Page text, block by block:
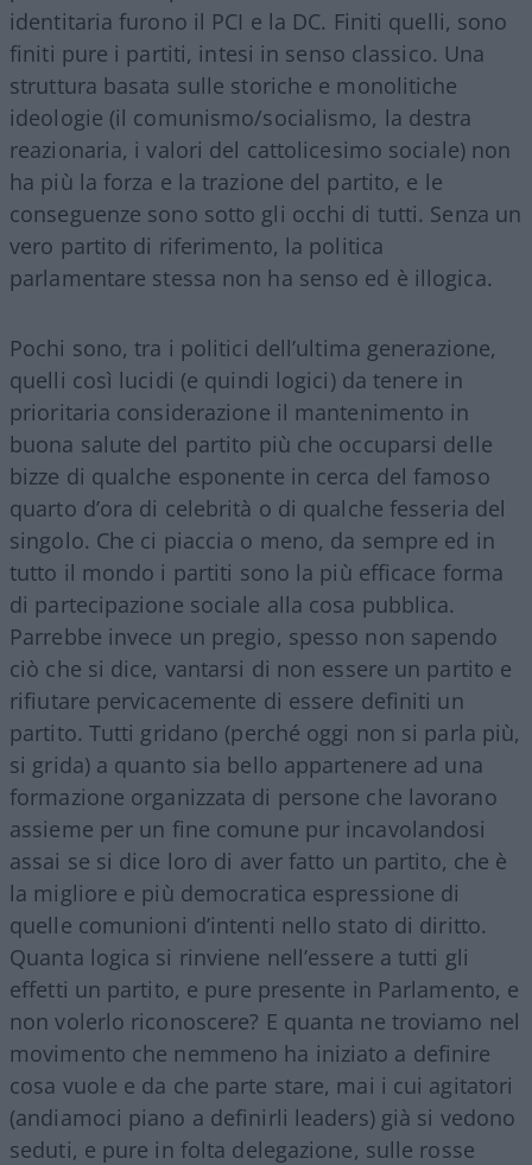
identitaria furono il PCI e la DC. Finiti quelli, sono
finiti pure i partiti, intesi in senso classico. Una
struttura basata sulle storiche e monolitiche
ideologie (il comunismo/socialismo, la destra
reazionaria, i valori del cattolicesimo sociale) non
ha più la forza e la trazione del partito, e le
conseguenze sono sotto gli occhi di tutti. Senza un
vero partito di riferimento, la politica
parlamentare stessa non ha senso ed è illogica.
Pochi sono, tra i politici dell’ultima generazione,
quelli così lucidi (e quindi logici) da tenere in
prioritaria considerazione il mantenimento in
buona salute del partito più che occuparsi delle
bizze di qualche esponente in cerca del famoso
quarto d’ora di celebrità o di qualche fesseria del
singolo. Che ci piaccia o meno, da sempre ed in
tutto il mondo i partiti sono la più efficace forma
di partecipazione sociale alla cosa pubblica.
Parrebbe invece un pregio, spesso non sapendo
ciò che si dice, vantarsi di non essere un partito e
rifiutare pervicacemente di essere definiti un
partito. Tutti gridano (perché oggi non si parla più,
si grida) a quanto sia bello appartenere ad una
formazione organizzata di persone che lavorano
assieme per un fine comune pur incavolandosi
assai se si dice loro di aver fatto un partito, che è
la migliore e più democratica espressione di
quelle comunioni d’intenti nello stato di diritto.
Quanta logica si rinviene nell’essere a tutti gli
effetti un partito, e pure presente in Parlamento, e
non volerlo riconoscere? E quanta ne troviamo nel
movimento che nemmeno ha iniziato a definire
cosa vuole e da che parte stare, mai i cui agitatori
(andiamoci piano a definirli leaders) già si vedono
seduti, e pure in folta delegazione, sulle rosse